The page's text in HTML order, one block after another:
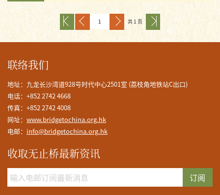
共 1 页
联络我们
地址：九龙长沙湾道928号时代中心2501室 (荔枝角地铁站C出口)
电话：+852 2742 4668
传真：+852 2742 4008
网址： www.bridgetochina.org.hk
电邮： info@bridgetochina.org.hk
收取无止桥最新资讯
订阅